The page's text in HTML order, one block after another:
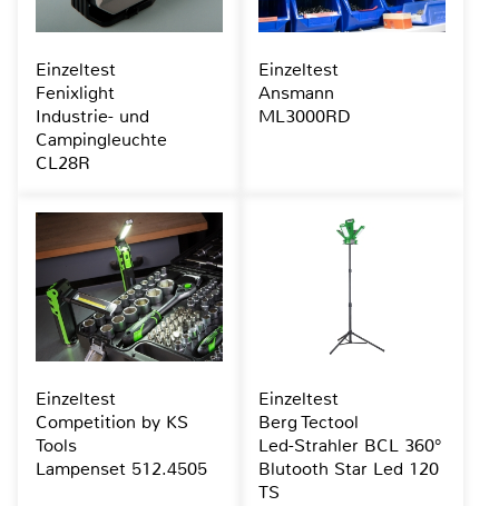
Einzeltest
Fenixlight
Industrie- und
Campingleuchte
CL28R
Einzeltest
Ansmann
ML3000RD
Einzeltest
Competition by KS
Tools
Lampenset 512.4505
Einzeltest
Berg Tectool
Led-Strahler BCL 360°
Blutooth Star Led 120
TS